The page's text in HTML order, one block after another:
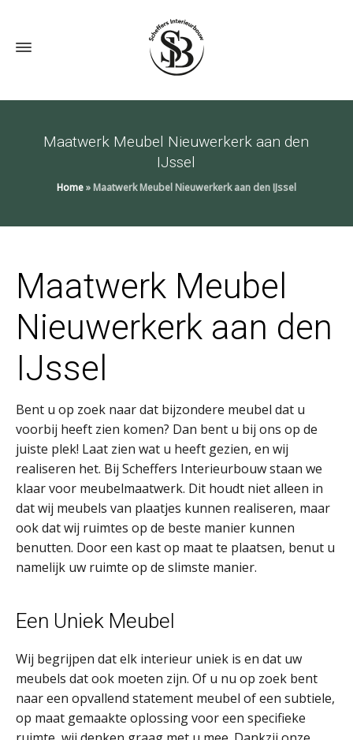
Maatwerk Meubel Nieuwerkerk aan den
IJssel
Home»Maatwerk Meubel Nieuwerkerk aan den IJssel
Maatwerk Meubel
Nieuwerkerk aan den
IJssel
Bent u op zoek naar dat bijzondere meubel dat u
voorbij heeft zien komen? Dan bent u bij ons op de
juiste plek! Laat zien wat u heeft gezien, en wij
realiseren het. Bij Scheffers Interieurbouw staan we
klaar voor meubelmaatwerk. Dit houdt niet alleen in
dat wij meubels van plaatjes kunnen realiseren, maar
ook dat wij ruimtes op de beste manier kunnen
benutten. Door een kast op maat te plaatsen, benut u
namelijk uw ruimte op de slimste manier.
Een Uniek Meubel
Wij begrijpen dat elk interieur uniek is en dat uw
meubels dat ook moeten zijn. Of u nu op zoek bent
naar een opvallend statement meubel of een subtiele,
op maat gemaakte oplossing voor een specifieke